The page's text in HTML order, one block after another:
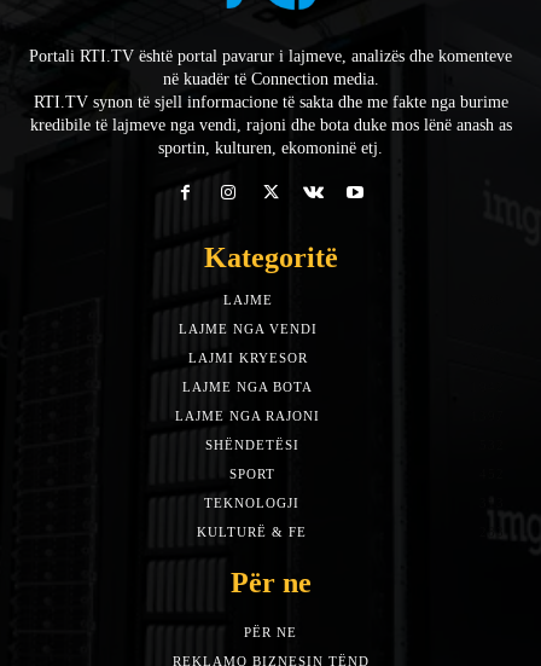
Portali RTI.TV është portal pavarur i lajmeve, analizës dhe komenteve
në kuadër të Connection media.
RTI.TV synon të sjell informacione të sakta dhe me fakte nga burime
kredibile të lajmeve nga vendi, rajoni dhe bota duke mos lënë anash as
sportin, kulturen, ekomoninë etj.
Kategoritë
LAJME
LAJME NGA VENDI
LAJMI KRYESOR
LAJME NGA BOTA
LAJME NGA RAJONI
SHËNDETËSI
SPORT
TEKNOLOGJI
KULTURË & FE
Për ne
PËR NE
REKLAMO BIZNESIN TËND